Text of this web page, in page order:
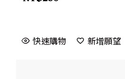
快速購物 新增願望